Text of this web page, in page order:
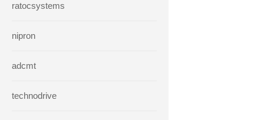
ratocsystems
nipron
adcmt
technodrive